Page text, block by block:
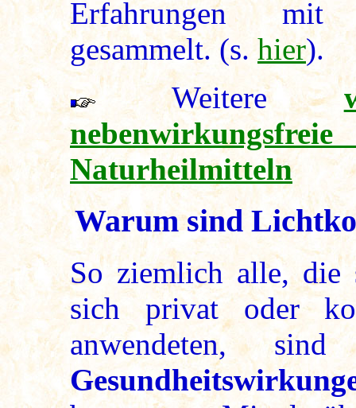
Erfahrungen mit
gesammelt. (s.hier).
Weitere
Naturheilmitteln
Warum sind
So ziemlich alle, die
sich privat oder
anwendeten,